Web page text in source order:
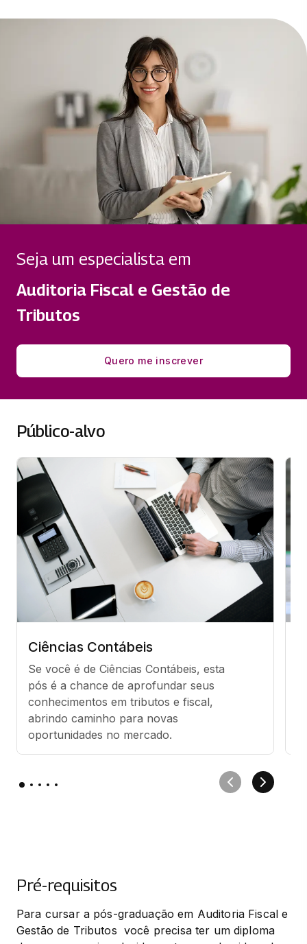
Seja um especialista em
Auditoria Fiscal e Gestão de
Tributos
Quero me inscrever
Público-alvo
Ciências Contábeis
Se você é de Ciências Contábeis, esta
pós é a chance de aprofundar seus
conhecimentos em tributos e fiscal,
abrindo caminho para novas
oportunidades no mercado.
Pré-requisitos
Para cursar a pós-graduação em Auditoria Fiscal e
Gestão de Tributos  você precisa ter um diploma